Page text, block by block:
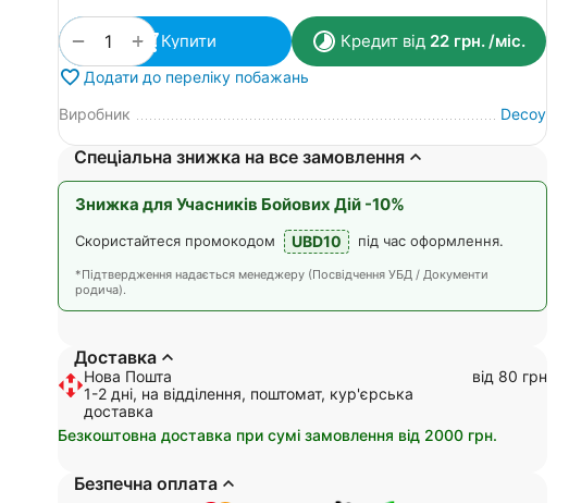
+
− Купити Кредит від 22грн./міс.
Додати до переліку побажань
Виробник
Decoy
Спеціальна знижка на все замовлення
Знижка для Учасників Бойових Дій -10%
Скористайтеся промокодом UBD10 під час оформлення.
*Підтвердження надається менеджеру (Посвідчення УБД / Документи
родича).
Доставка
Нова Пошта
1-2 дні, на відділення, поштомат, кур'єрська
доставка
від 80 грн
Безкоштовна доставка при сумі замовлення від 2000 грн.
Безпечна оплата